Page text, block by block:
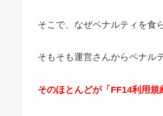
そこで、なぜペナルティを食
そもそも運営さんからペナル
そのほとんどが「FF14利用規